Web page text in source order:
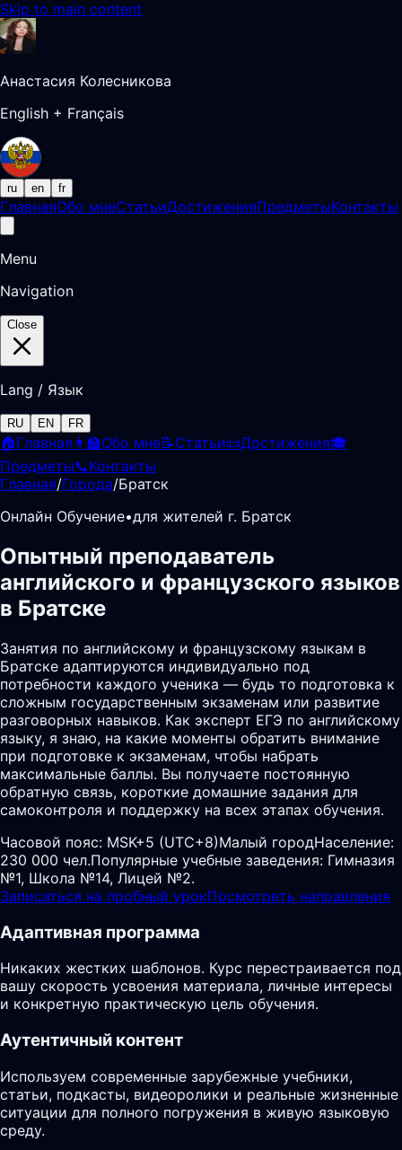
Skip to main content
Анастасия Колесникова
English + Français
ru en fr
ГлавнаяОбо мнеСтатьиДостиженияПредметыКонтакты
Menu
Navigation
Close
Lang / Язык
RU EN FR
🏠Главная 👩‍🏫Обо мне📝Статьи📜Достижения🎓
Предметы📞Контакты
Главная/Города/Братск
Онлайн Обучение•для жителей г. Братск
Опытный преподаватель
английского и французского языков
в Братске
Занятия по английскому и французскому языкам в
Братске адаптируются индивидуально под
потребности каждого ученика — будь то подготовка к
сложным государственным экзаменам или развитие
разговорных навыков. Как эксперт ЕГЭ по английскому
языку, я знаю, на какие моменты обратить внимание
при подготовке к экзаменам, чтобы набрать
максимальные баллы. Вы получаете постоянную
обратную связь, короткие домашние задания для
самоконтроля и поддержку на всех этапах обучения.
Часовой пояс: MSK+5 (UTC+8)Малый городНаселение:
230 000 чел.Популярные учебные заведения: Гимназия
№1, Школа №14, Лицей №2.
Записаться на пробный урокПосмотреть направления
Адаптивная программа
Никаких жестких шаблонов. Курс перестраивается под
вашу скорость усвоения материала, личные интересы
и конкретную практическую цель обучения.
Аутентичный контент
Используем современные зарубежные учебники,
статьи, подкасты, видеоролики и реальные жизненные
ситуации для полного погружения в живую языковую
среду.